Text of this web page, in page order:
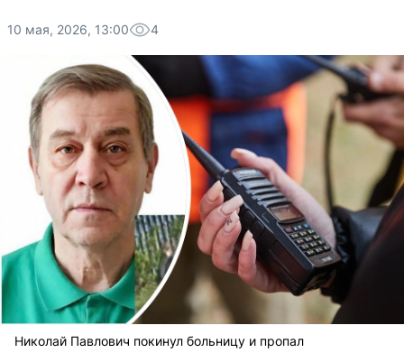
10 мая, 2026, 13:00 4
Николай Павлович покинул больницу и пропал